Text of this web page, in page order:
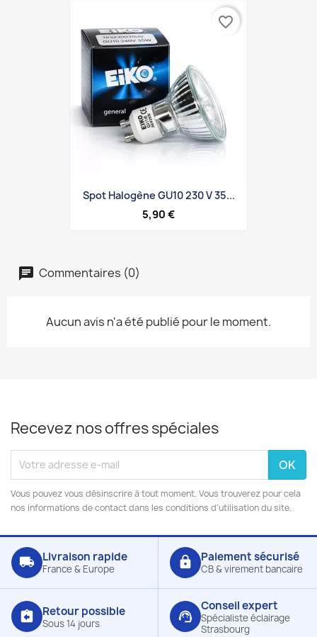
Spot Halogène GU10 230 V 35...
5,90 €
favorite_border
Commentaires (0)
Aucun avis n'a été publié pour le moment.
Recevez nos offres spéciales
Vous pouvez vous désinscrire à tout moment. Vous trouverez pour cela
nos informations de contact dans les conditions d'utilisation du site.
local_shipping Livraison rapide
France & Europe lock Paiement sécurisé
CB & virement bancaire
assignment_return Retour possible
Sous 14 jours support_agent
Conseil expert
Spécialiste éclairage
Strasbourg